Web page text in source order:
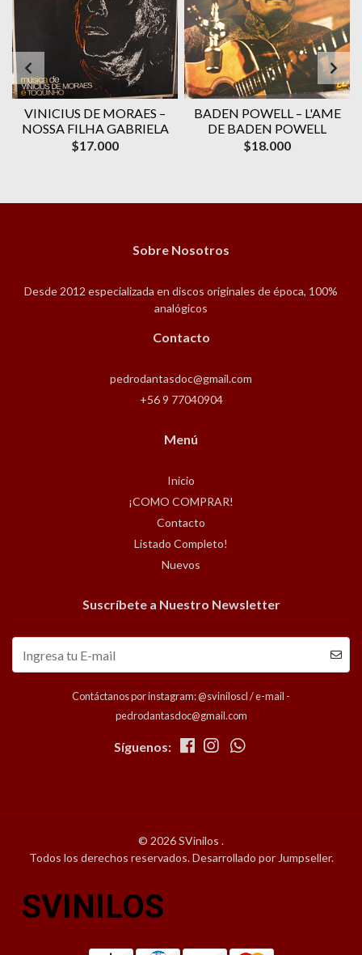
VINICIUS DE MORAES ‎–
NOSSA FILHA GABRIELA
$17.000
BADEN POWELL ‎– L'AME
DE BADEN POWELL
$18.000
Sobre Nosotros
Desde 2012 especializada en discos originales de época, 100%
analógicos
Contacto
pedrodantasdoc@gmail.com
+56 9 77040904
Menú
Inicio
¡COMO COMPRAR!
Contacto
Listado Completo!
Nuevos
Suscríbete a Nuestro Newsletter
Contáctanos por instagram: @sviniloscl / e-mail -
pedrodantasdoc@gmail.com
Síguenos:
© 2026 SVinilos .
Todos los derechos reservados.Desarrollado por Jumpseller.
SVINILOS